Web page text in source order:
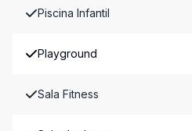
Piscina Infantil
Playground
Sala Fitness